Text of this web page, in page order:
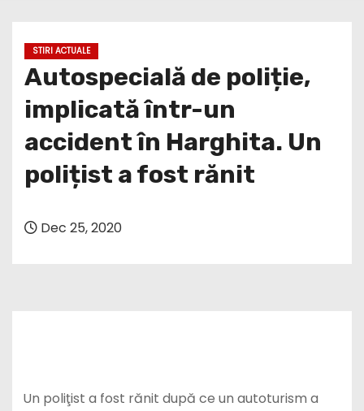
STIRI ACTUALE
Autospecială de poliție,
implicată într-un
accident în Harghita. Un
polițist a fost rănit
Dec 25, 2020
Un poliţist a fost rănit după ce un autoturism a